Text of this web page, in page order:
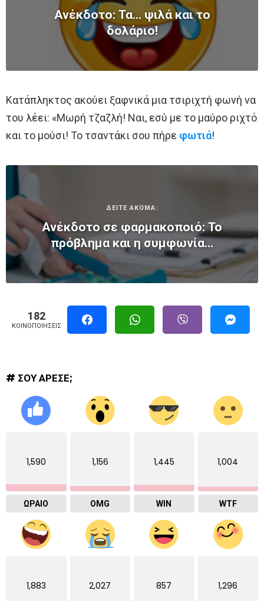
Ανέκδοτο: Τα… ψιλά και το
δολάριο!
Kατάπληκτος ακούει ξαφνικά μια τσιριχτή φωνή να
του λέει: «Μωρή τζαζλή! Ναι, εσύ με το μαύρο ριχτό
και το μούσι! Το τσαντάκι σου πήρε φωτιά!
ΔΕΙΤΕ ΑΚΟΜΑ:
Ανέκδοτο σε φαρμακοποιό: Το
πρόβλημα και η συμφωνία…
182
ΚΟΙΝΟΠΟΙΉΣΕΙΣ
# ΣΟΥ ΑΡΕΣΕ;
1,590
ΩΡΑΙΟ
1,156
OMG
1,445
WIN
1,004
WTF
1,883 2,027 857 1,296